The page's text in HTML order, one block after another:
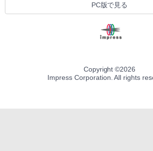
PC版で見る
Copyright ©2026
Impress Corporation. All rights